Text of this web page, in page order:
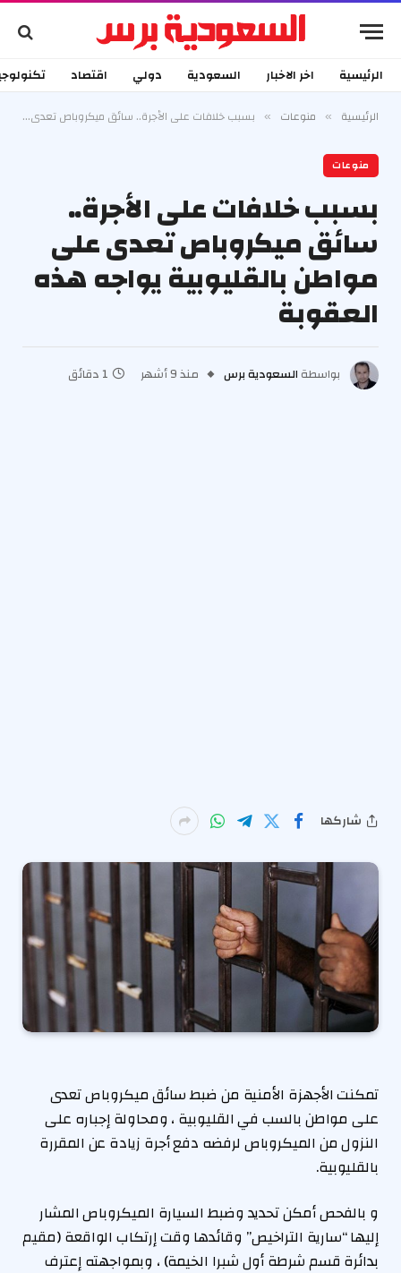
الرئيسية اخر الاخبار السعودية دولي اقتصاد
الرئيسية » منوعات » بسبب خلافات على الأجرة.. سائق ميكروباص تعدى على مواطن بالقليوبية يواجه هذه العقوبة
منوعات
بسبب خلافات على الأجرة..
سائق ميكروباص تعدى على
مواطن بالقليوبية يواجه هذه
العقوبة
بواسطة السعودية برس منذ 9 أشهر 1 دقائق
شاركها
تمكنت الأجهزة الأمنية من ضبط سائق ميكروباص تعدى
على مواطن بالسب في القليوبية ، ومحاولة إجباره على
النزول من الميكروباص لرفضه دفع أجرة زيادة عن المقررة
بالقليوبية.
و بالفحص أمكن تحديد وضبط السيارة الميكروباص المشار
إليها “سارية التراخيص” وقائدها وقت إرتكاب الواقعة (مقيم
بدائرة قسم شرطة أول شبرا الخيمة) ، وبمواجهته إعترف